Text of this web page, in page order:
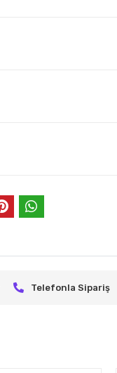
Telefonla Sipariş